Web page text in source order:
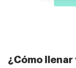
¿Cómo